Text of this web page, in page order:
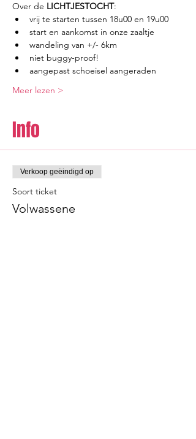
Over de LICHTJESTOCHT:
vrij te starten tussen 18u00 en 19u00
start en aankomst in onze zaaltje
wandeling van +/- 6km
niet buggy-proof!
aangepast schoeisel aangeraden
Meer lezen >
Info
Verkoop geëindigd op
Soort ticket
Volwassene